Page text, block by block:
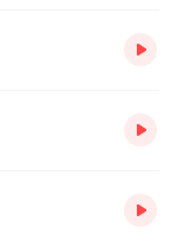
质生产力的积极
谋而合。雄安新
科技，到卫星互
局，有着众多优